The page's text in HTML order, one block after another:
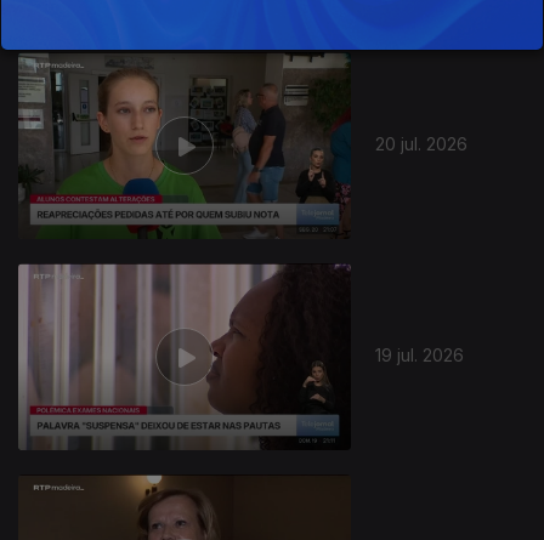
20 jul. 2026
19 jul. 2026